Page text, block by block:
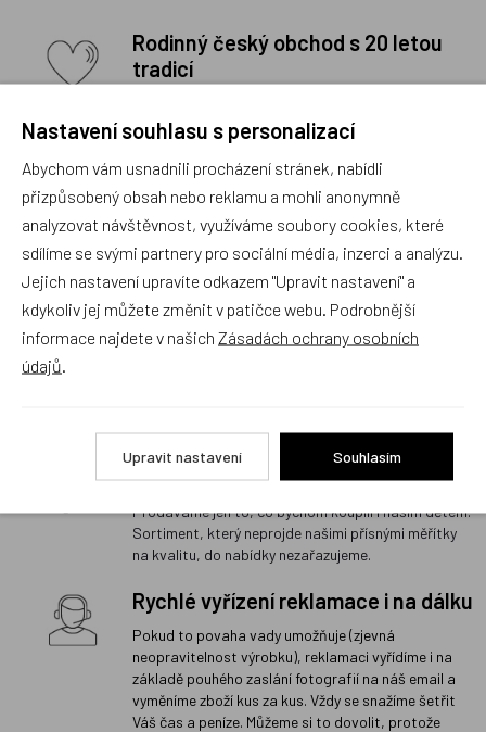
Rodinný český obchod s 20 letou
tradicí
znát. Osobní přístup ke každému zákazníkovi je
základem našeho podnikání. Jsme rodiče dvou
úžasných dětí, a i proto víme, co potěší ty Vaše.
Prodejna s největším výběrem
školních batohů v Praze a
odborným poradenstvím
Na naší prodejně v Libni máme skladem stovky
batohů a aktovek mnoha značek a víme o nich úplně
vše. Neztrácejte čas výběrem na internetu, přijďte
dálku.
Kvalita vždy na prvním místě
Prodáváme jen to, co bychom koupili i našim dětem.
Sortiment, který neprojde našimi přísnými měřítky
na kvalitu, do nabídky nezařazujeme.
Rychlé vyřízení reklamace i na dálku
Pokud to povaha vady umožňuje (zjevná
neopravitelnost výrobku), reklamaci vyřídíme i na
základě pouhého zaslání fotografií na náš email a
vyměníme zboží kus za kus. Vždy se snažíme šetřit
Váš čas a peníze. Můžeme si to dovolit, protože
Nastavení souhlasu s personalizací
Abychom vám usnadnili procházení stránek, nabídli
přizpůsobený obsah nebo reklamu a mohli anonymně
analyzovat návštěvnost, využíváme soubory cookies, které
sdílíme se svými partnery pro sociální média, inzerci a analýzu.
Jejich nastavení upravíte odkazem "Upravit nastavení" a
kdykoliv jej můžete změnit v patičce webu. Podrobnější
informace najdete v našich Zásadách ochrany osobních
údajů
Upravit nastavení Souhlasím